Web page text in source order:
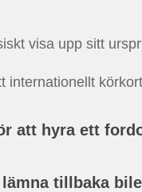
visa upp sitt
internationellt
att hyra ett
tillbaka